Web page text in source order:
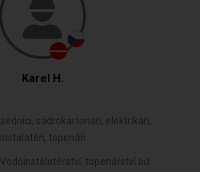
Karel H.
zedníci, sádrokartonáři, elektrikáři,
instalatéři, topenáři
Vodoinstalatérství, topenářství od